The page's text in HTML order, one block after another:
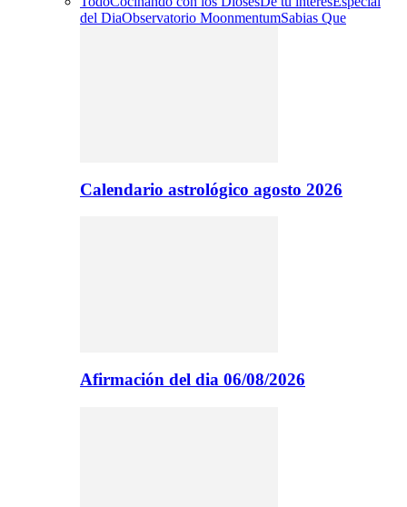
del DiaObservatorio MoonmentumSabias Que
Calendario astrológico agosto 2026
Afirmación del dia 06/08/2026